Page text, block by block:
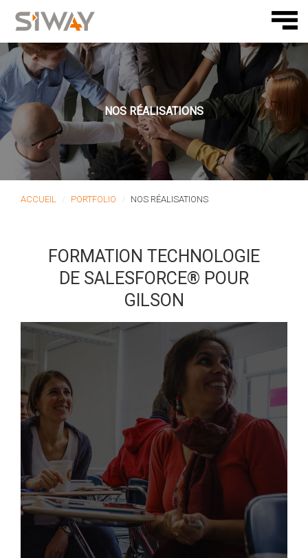
NOS RÉALISATIONS
ACCUEIL PORTFOLIO NOS RÉALISATIONS
FORMATION TECHNOLOGIE
DE SALESFORCE® POUR
GILSON